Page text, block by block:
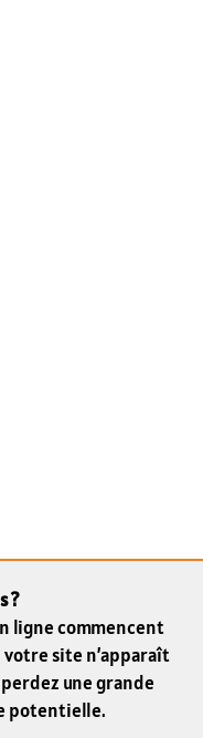
?
ligne commencent
votre site n’apparaît
une grande
potentielle.